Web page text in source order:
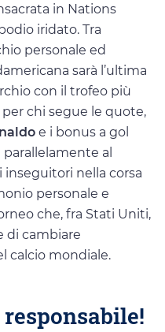
in Nations
iridato. Tra
personale ed
sarà l’ultima
con il trofeo più
chi segue le quote,
e i bonus a gol
al
inseguitori nella corsa
personale e
che, fra Stati Uniti,
di cambiare
calcio mondiale.